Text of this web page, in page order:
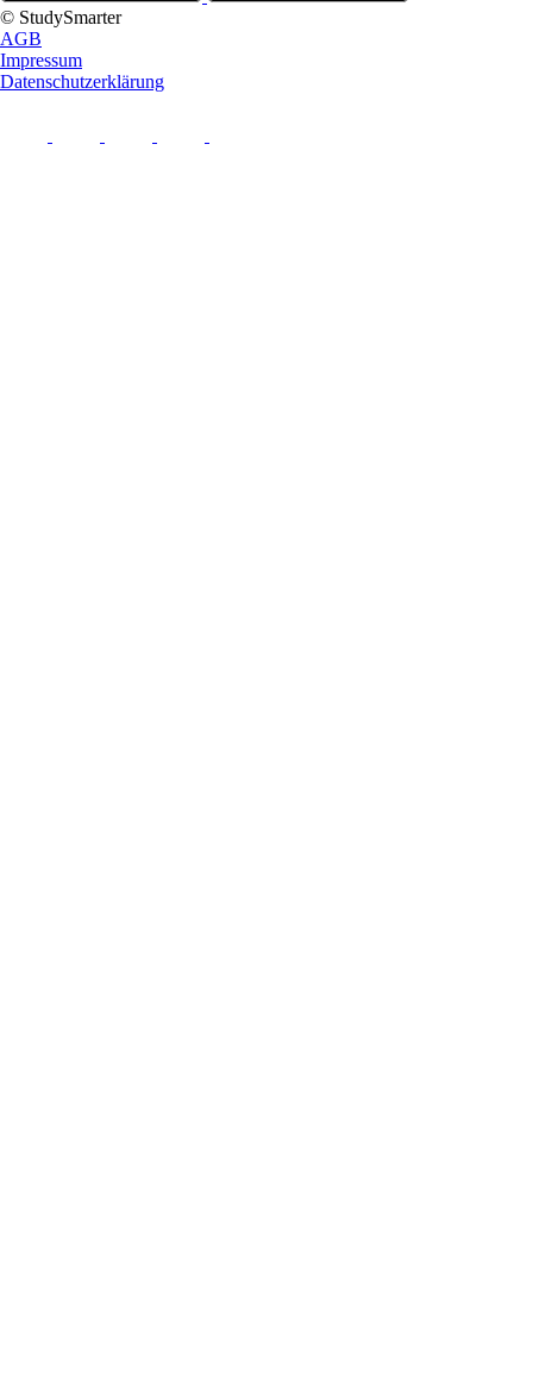
© StudySmarter
AGB
Impressum
Datenschutzerklärung